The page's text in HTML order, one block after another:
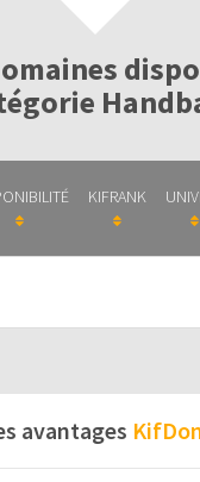
KIFRANK
avantages